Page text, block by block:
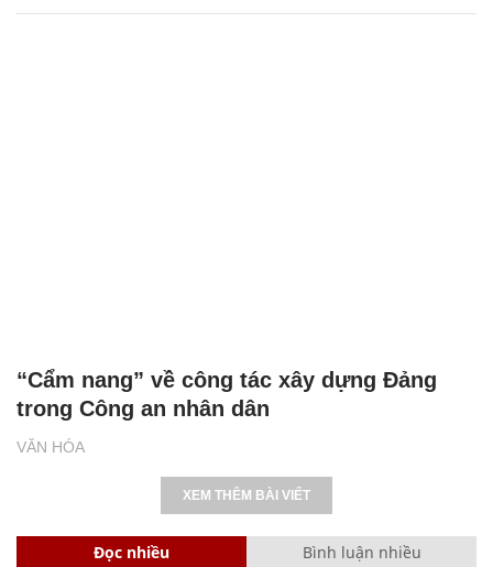
VĂN HÓA
“Cẩm nang” về công tác xây dựng Đảng
trong Công an nhân dân
XEM THÊM BÀI VIẾT
Đọc nhiều Bình luận nhiều